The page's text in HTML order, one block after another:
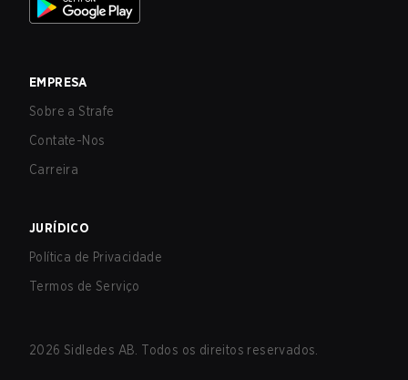
EMPRESA
Sobre a Strafe
Contate-Nos
Carreira
JURÍDICO
Política de Privacidade
Termos de Serviço
2026 Sidledes AB. Todos os direitos reservados.